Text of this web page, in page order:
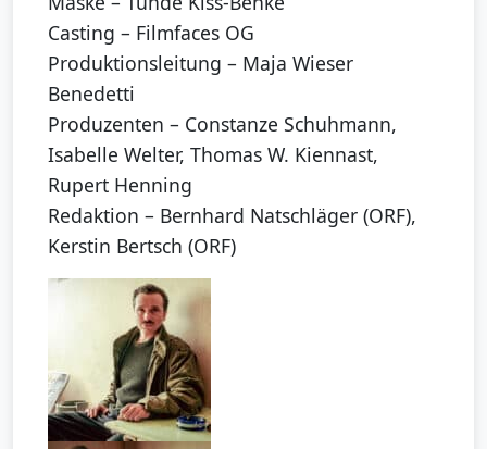
Casting – Filmfaces OG
Produktionsleitung – Maja Wieser
Benedetti
Produzenten – Constanze Schuhmann,
Isabelle Welter, Thomas W. Kiennast,
Rupert Henning
Redaktion – Bernhard Natschläger (ORF),
Kerstin Bertsch (ORF)